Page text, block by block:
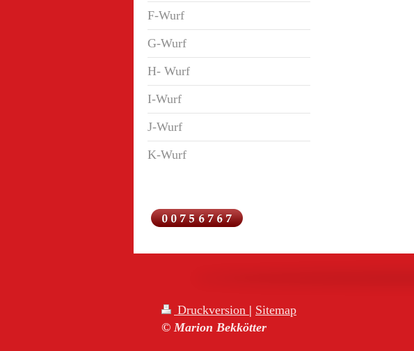
F-Wurf
G-Wurf
H- Wurf
I-Wurf
J-Wurf
K-Wurf
Druckversion | Sitemap
© Marion Bekkötter